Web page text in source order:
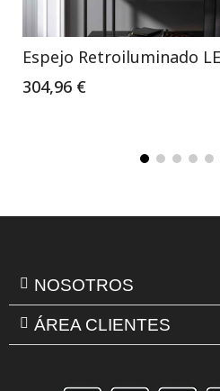
Espejo Retroiluminado
304,96 €
NOSOTROS
ÁREA CLIENTES